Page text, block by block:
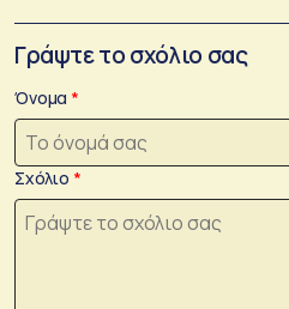
Γράψτε το σχόλιο σας
Όνομα
Σχόλιο